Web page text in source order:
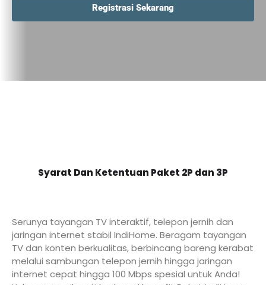
Registrasi Sekarang
Syarat Dan Ketentuan Paket 2P dan 3P
Serunya tayangan TV interaktif, telepon jernih dan
jaringan internet stabil IndiHome. Beragam tayangan
TV dan konten berkualitas, berbincang bareng kerabat
melalui sambungan telepon jernih hingga jaringan
internet cepat hingga 100 Mbps spesial untuk Anda!